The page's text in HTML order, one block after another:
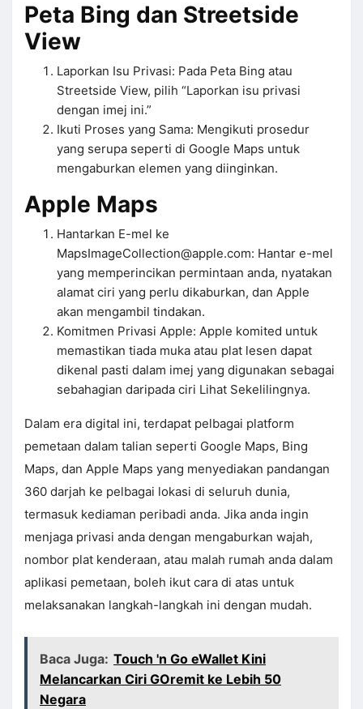
Peta Bing dan Streetside
View
Laporkan Isu Privasi: Pada Peta Bing atau
Streetside View, pilih “Laporkan isu privasi
dengan imej ini.”
Ikuti Proses yang Sama: Mengikuti prosedur
yang serupa seperti di Google Maps untuk
mengaburkan elemen yang diinginkan.
Apple Maps
Hantarkan E-mel ke
MapsImageCollection@apple.com: Hantar e-mel
yang memperincikan permintaan anda, nyatakan
alamat ciri yang perlu dikaburkan, dan Apple
akan mengambil tindakan.
Komitmen Privasi Apple: Apple komited untuk
memastikan tiada muka atau plat lesen dapat
dikenal pasti dalam imej yang digunakan sebagai
sebahagian daripada ciri Lihat Sekelilingnya.
Dalam era digital ini, terdapat pelbagai platform
pemetaan dalam talian seperti Google Maps, Bing
Maps, dan Apple Maps yang menyediakan pandangan
360 darjah ke pelbagai lokasi di seluruh dunia,
termasuk kediaman peribadi anda. Jika anda ingin
menjaga privasi anda dengan mengaburkan wajah,
nombor plat kenderaan, atau malah rumah anda dalam
aplikasi pemetaan, boleh ikut cara di atas untuk
melaksanakan langkah-langkah ini dengan mudah.
Baca Juga: Touch 'n Go eWallet Kini
Melancarkan Ciri GOremit ke Lebih 50
Negara